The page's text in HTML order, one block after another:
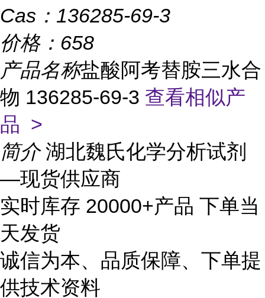
Cas： 136285-69-3
价格： 658
产品名称盐酸阿考替胺三水合
物 136285-69-3 查看相似产
品 >
简介 湖北魏氏化学分析试剂
—现货供应商
实时库存 20000+产品 下单当
天发货
诚信为本、品质保障、下单提
供技术资料